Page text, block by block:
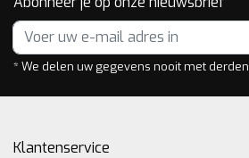
* We delen uw gegevens nooit met derden
Klantenservice